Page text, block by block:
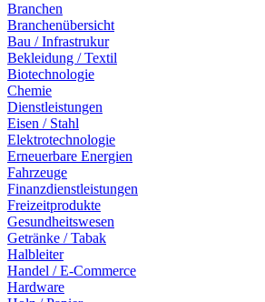
Branchen
Branchenübersicht
Bau / Infrastrukur
Bekleidung / Textil
Biotechnologie
Chemie
Dienstleistungen
Eisen / Stahl
Elektrotechnologie
Erneuerbare Energien
Fahrzeuge
Finanzdienstleistungen
Freizeitprodukte
Gesundheitswesen
Getränke / Tabak
Halbleiter
Handel / E-Commerce
Hardware